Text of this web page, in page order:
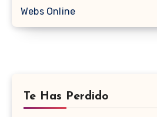
Webs Online
Te Has Perdido